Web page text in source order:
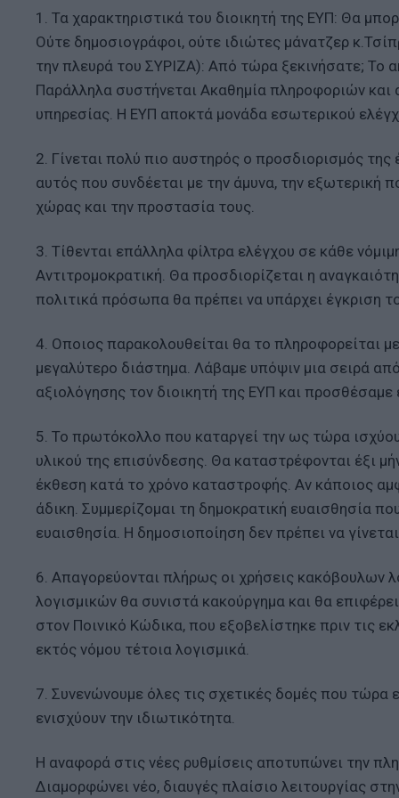
1. Τα χαρακτηριστικά του διοικητή της ΕΥΠ: Θα
Ούτε δημοσιογράφοι, ούτε ιδιώτες μάνατζερ
την πλευρά του ΣΥΡΙΖΑ): Από τώρα ξεκινήσατε; Το
Παράλληλα συστήνεται Ακαθημία πληροφοριών
υπηρεσίας. Η ΕΥΠ αποκτά μονάδα εσωτερικού
2. Γίνεται πολύ πιο αυστηρός ο προσδιορισμός της
αυτός που συνδέεται με την άμυνα, την εξωτερική
χώρας και την προστασία τους.
3. Τίθενται επάλληλα φίλτρα ελέγχου σε κάθε
Αντιτρομοκρατική. Θα προσδιορίζεται η
πολιτικά πρόσωπα θα πρέπει να υπάρχει έγκριση
4. Οποιος παρακολουθείται θα το πληροφορείται
μεγαλύτερο διάστημα. Λάβαμε υπόψιν μια σειρά
αξιολόγησης τον διοικητή της ΕΥΠ και προσθέσαμε
5. Το πρωτόκολλο που καταργεί την ως τώρα
υλικού της επισύνδεσης. Θα καταστρέφονται έξι
έκθεση κατά το χρόνο καταστροφής. Αν κάποιος
άδικη. Συμμερίζομαι τη δημοκρατική ευαισθησία
ευαισθησία. Η δημοσιοποίηση δεν πρέπει να
6. Απαγορεύονται πλήρως οι χρήσεις κακόβουλων
λογισμικών θα συνιστά κακούργημα και θα
στον Ποινικό Κώδικα, που εξοβελίστηκε πριν τις
εκτός νόμου τέτοια λογισμικά.
7. Συνενώνουμε όλες τις σχετικές δομές που
ενισχύουν την ιδιωτικότητα.
Η αναφορά στις νέες ρυθμίσεις αποτυπώνει την
Διαμορφώνει νέο, διαυγές πλαίσιο λειτουργίας